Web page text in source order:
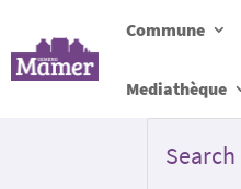
Commune
Mediathèque